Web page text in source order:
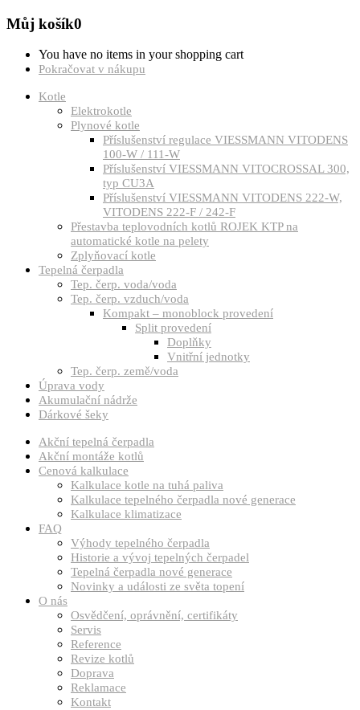
Můj košík0
You have no items in your shopping cart
Pokračovat v nákupu
Kotle
Elektrokotle
Plynové kotle
Příslušenství regulace VIESSMANN VITODENS
100-W / 111-W
Příslušenství VIESSMANN VITOCROSSAL 300,
typ CU3A
Příslušenství VIESSMANN VITODENS 222-W,
VITODENS 222-F / 242-F
Přestavba teplovodních kotlů ROJEK KTP na
automatické kotle na pelety
Zplyňovací kotle
Tepelná čerpadla
Tep. čerp. voda/voda
Tep. čerp. vzduch/voda
Kompakt – monoblock provedení
Split provedení
Doplňky
Vnitřní jednotky
Tep. čerp. země/voda
Úprava vody
Akumulační nádrže
Dárkové šeky
Akční tepelná čerpadla
Akční montáže kotlů
Cenová kalkulace
Kalkulace kotle na tuhá paliva
Kalkulace tepelného čerpadla nové generace
Kalkulace klimatizace
FAQ
Výhody tepelného čerpadla
Historie a vývoj tepelných čerpadel
Tepelná čerpadla nové generace
Novinky a události ze světa topení
O nás
Osvědčení, oprávnění, certifikáty
Servis
Reference
Revize kotlů
Doprava
Reklamace
Kontakt